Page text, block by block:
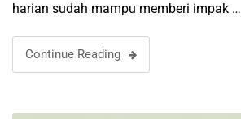
harian sudah mampu memberi impak …
Continue Reading